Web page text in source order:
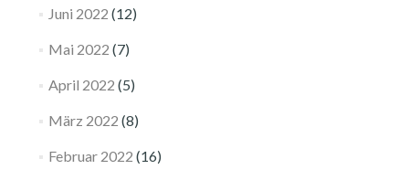
Juni 2022 (12)
Mai 2022 (7)
April 2022 (5)
März 2022 (8)
Februar 2022 (16)